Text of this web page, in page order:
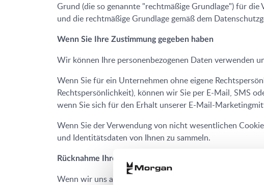
Grund (die so genannte "rechtmäßige Grundlage") für
und die rechtmäßige Grundlage gemäß dem
Wenn Sie Ihre Zustimmung gegeben haben
Wir können Ihre personenbezogenen Daten verwenden
Wenn Sie für ein Unternehmen ohne eigene
Rechtspersönlichkeit), können wir Sie per E-Mail, SMS
wenn Sie sich für den Erhalt unserer E-Mail-
Wenn Sie der Verwendung von nicht wesentlichen
und Identitätsdaten von Ihnen zu sammeln.
Rücknahme Ihrer Zustimmung
Wenn wir uns auf Ihre Zustimmung als rechtmäßige